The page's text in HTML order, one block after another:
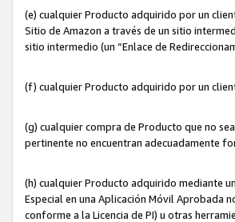
(e) cualquier Producto adquirido por un
Sitio de Amazon a través de un sitio
sitio intermedio (un “Enlace de
(f) cualquier Producto adquirido por un
(g) cualquier compra de Producto que no
pertinente no encuentran adecuadamente
(h) cualquier Producto adquirido mediante
Especial en una Aplicación Móvil Aprobada
conforme a la Licencia de PI) u otras